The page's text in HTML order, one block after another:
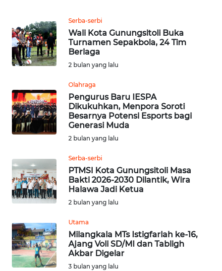
Serba-serbi
Wali Kota Gunungsitoli Buka
Turnamen Sepakbola, 24 Tim
Berlaga
2 bulan yang lalu
Olahraga
Pengurus Baru IESPA
Dikukuhkan, Menpora Soroti
Besarnya Potensi Esports bagi
Generasi Muda
2 bulan yang lalu
Serba-serbi
PTMSI Kota Gunungsitoli Masa
Bakti 2026-2030 Dilantik, Wira
Halawa Jadi Ketua
2 bulan yang lalu
Utama
Milangkala MTs Istigfarlah ke-16,
Ajang Voli SD/MI dan Tabligh
Akbar Digelar
3 bulan yang lalu
DISCLAIMER
Wahana
News
WN
SUMUT
WN
JABAR
BANTEN
WN
NTT